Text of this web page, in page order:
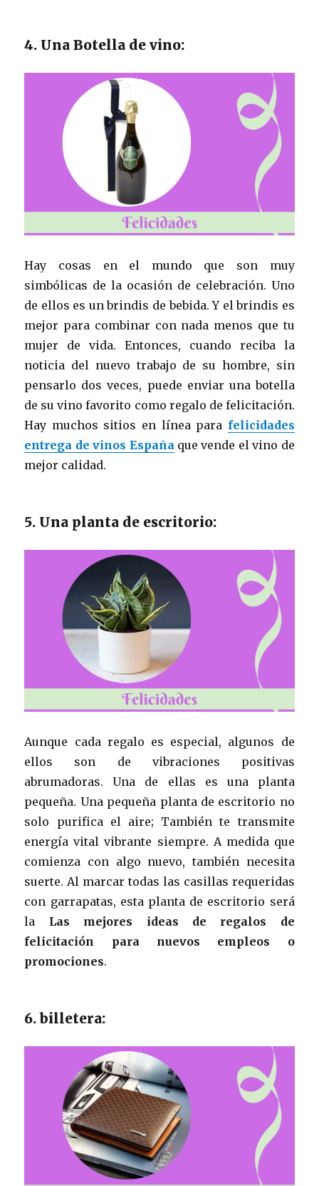
4. Una Botella de vino:
Hay cosas en el mundo que son muy
simbólicas de la ocasión de celebración. Uno
de ellos es un brindis de bebida. Y el brindis es
mejor para combinar con nada menos que tu
mujer de vida. Entonces, cuando reciba la
noticia del nuevo trabajo de su hombre, sin
pensarlo dos veces, puede enviar una botella
de su vino favorito como regalo de felicitación.
Hay muchos sitios en línea para felicidades
entrega de vinos España que vende el vino de
mejor calidad.
5. Una planta de escritorio:
Aunque cada regalo es especial, algunos de
ellos son de vibraciones positivas
abrumadoras. Una de ellas es una planta
pequeña. Una pequeña planta de escritorio no
solo purifica el aire; También te transmite
energía vital vibrante siempre. A medida que
comienza con algo nuevo, también necesita
suerte. Al marcar todas las casillas requeridas
con garrapatas, esta planta de escritorio será
la Las mejores ideas de regalos de
felicitación para nuevos empleos o
promociones.
6. billetera: